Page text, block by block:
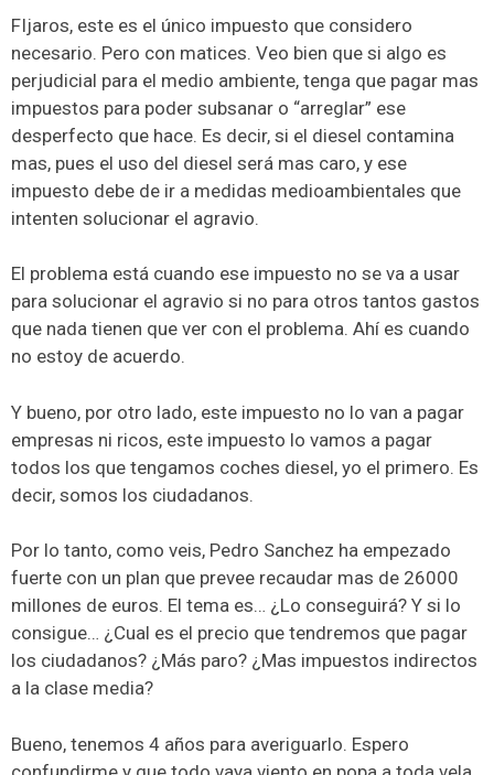
FIjaros, este es el único impuesto que considero
necesario. Pero con matices. Veo bien que si algo es
perjudicial para el medio ambiente, tenga que pagar mas
impuestos para poder subsanar o “arreglar” ese
desperfecto que hace. Es decir, si el diesel contamina
mas, pues el uso del diesel será mas caro, y ese
impuesto debe de ir a medidas medioambientales que
intenten solucionar el agravio.
El problema está cuando ese impuesto no se va a usar
para solucionar el agravio si no para otros tantos gastos
que nada tienen que ver con el problema. Ahí es cuando
no estoy de acuerdo.
Y bueno, por otro lado, este impuesto no lo van a pagar
empresas ni ricos, este impuesto lo vamos a pagar
todos los que tengamos coches diesel, yo el primero. Es
decir, somos los ciudadanos.
Por lo tanto, como veis, Pedro Sanchez ha empezado
fuerte con un plan que prevee recaudar mas de 26000
millones de euros. El tema es… ¿Lo conseguirá? Y si lo
consigue… ¿Cual es el precio que tendremos que pagar
los ciudadanos? ¿Más paro? ¿Mas impuestos indirectos
a la clase media?
Bueno, tenemos 4 años para averiguarlo. Espero